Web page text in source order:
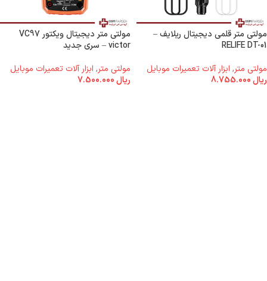
مولتی متر قلمی دیجیتال ریلایف –
RELIFE DT-01
مولتی متر, ابزار آلات تعمیرات موبایل
ریال
مولتی متر دیجیتال ویکتور VC97
victor – سری جدید
مولتی متر, ابزار آلات تعمیرات موبایل
ریال